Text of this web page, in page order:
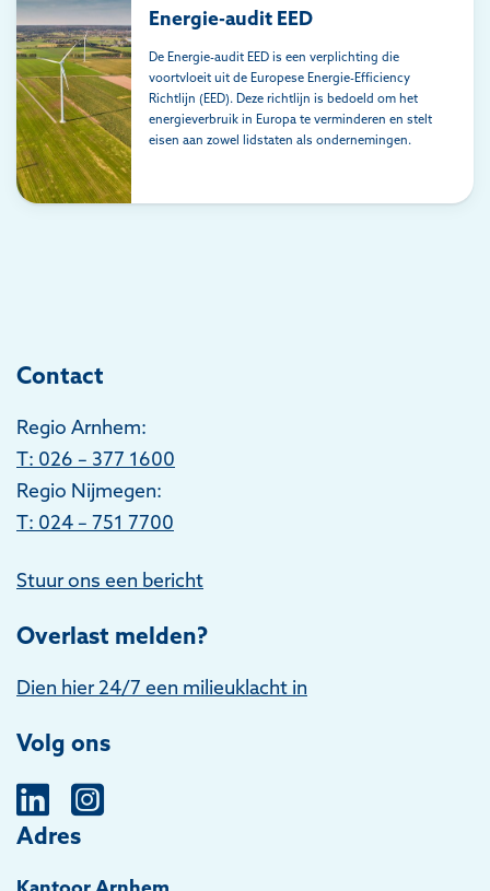
Energie-audit EED
De Energie-audit EED is een verplichting die
voortvloeit uit de Europese Energie-Efficiency
Richtlijn (EED). Deze richtlijn is bedoeld om het
energieverbruik in Europa te verminderen en stelt
eisen aan zowel lidstaten als ondernemingen.
Contact
Regio Arnhem:
T: 026 – 377 1600
Regio Nijmegen:
T: 024 – 751 7700
Stuur ons een bericht
Overlast melden?
Dien hier 24/7 een milieuklacht in
Volg ons
Adres